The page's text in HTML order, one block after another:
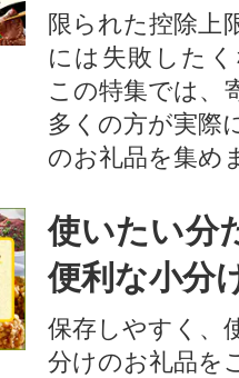
限られた控除上
には失敗した
この特集では、
多くの方が実際
のお礼品を集め
使いたい分
便利な小分
保存しやすく、
分けのお礼品を